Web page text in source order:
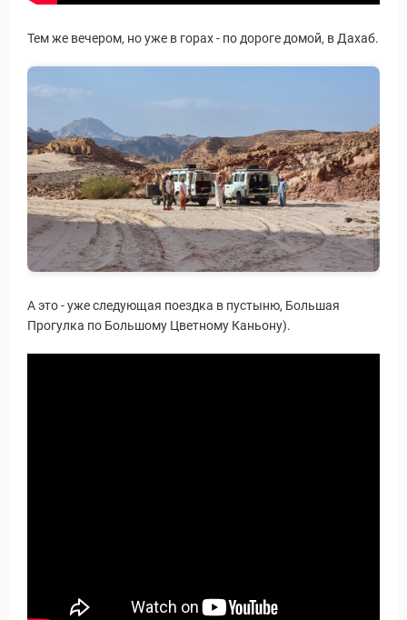
Туры
Тем же вечером, но уже в горах - по дороге домой, в Дахаб.
А это - уже следующая поездка в пустыню, Большая
Прогулка по Большому Цветному Каньону).